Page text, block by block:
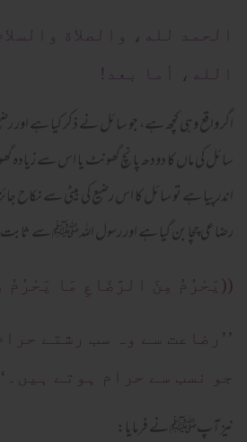
الحمد لله، والصلاة
الله، أما بعد!
اگر واقع وہی کچھ ہے، جو سائل نے ذکر کیا ہے اور
سائل کی ماں کا دودھ پانچ گھونٹ یا اس سے زیادہ
اندر پیا ہے تو سائل کا اس رضیع کی بیٹی سے نکاح
رضاعی چچا بن گیا ہے اور رسول اللہﷺ سے
((یَحْرُمُ مِنَ الرَّضَاعِ مَا یَحْرُمُ
’’رضاعت سے وہ سب رشتے
جو نسب سے حرام ہوتے
نیز آپﷺ نے فرمایا: